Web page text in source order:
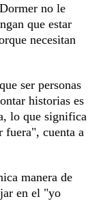
no le
que estar
necesitan
ser personas
historias es
lo que significa
fuera", cuenta a
manera de
en el "yo